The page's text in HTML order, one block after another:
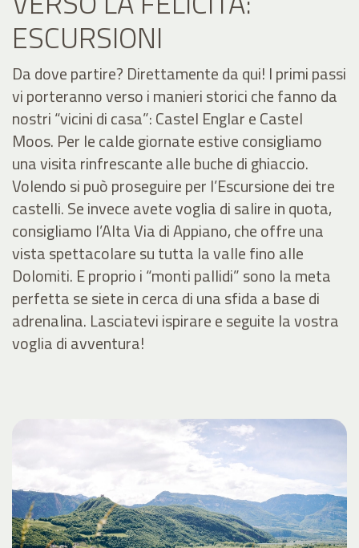
ESCURSIONI
Da dove partire? Direttamente da qui! I primi passi
vi porteranno verso i manieri storici che fanno da
nostri “vicini di casa”: Castel Englar e Castel
Moos. Per le calde giornate estive consigliamo
una visita rinfrescante alle buche di ghiaccio.
Volendo si può proseguire per l’Escursione dei tre
castelli. Se invece avete voglia di salire in quota,
consigliamo l’Alta Via di Appiano, che offre una
vista spettacolare su tutta la valle fino alle
Dolomiti. E proprio i “monti pallidi” sono la meta
perfetta se siete in cerca di una sfida a base di
adrenalina. Lasciatevi ispirare e seguite la vostra
voglia di avventura!